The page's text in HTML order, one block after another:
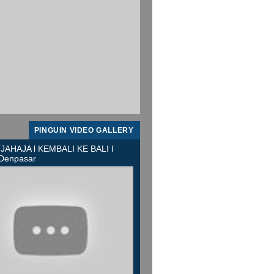
PINGUIN VIDEO GALLERY
l KEMBALI KE BALI l